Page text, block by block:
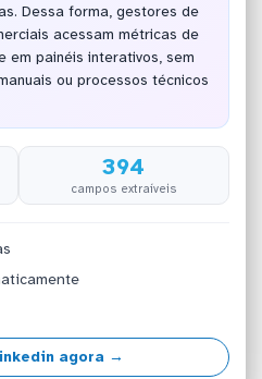
Dessa forma, gestores de
acessam métricas de
em painéis interativos, sem
ou processos técnicos
394
campos extraíveis
agora →